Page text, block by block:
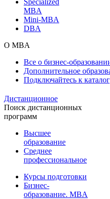
MBA
Mini-MBA
DBA
О MBA
Все о бизнес-
Дополнительное
Подключайтесь к
Дистанционное
Поиск дистанционных
программ
Высшее
образование
Среднее
профессиональное
Курсы подготовки
Бизнес-
образование. MBA